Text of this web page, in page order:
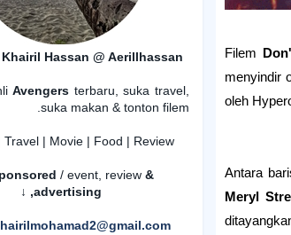
Filem
menyindir
oleh
Antara
Meryl
Hassan @ Aerillhassan
Avengers terbaru, suka travel,
suka makan & tonton filem.
Travel | Movie | Food | Review
/ event, review &
advertising,
↓